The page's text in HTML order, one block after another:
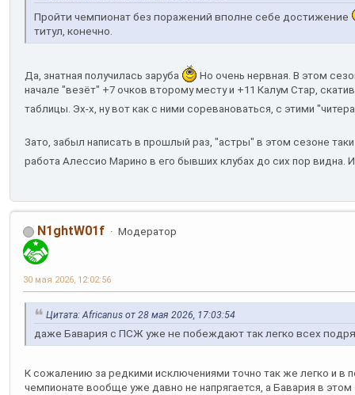
Пройти чемпионат без поражений вполне себе достижение
титул, конечно.
Да, знатная получилась заруба
Но очень нервная. В этом
начале "везёт" +7 очков второму месту и +11 Калум Стар,
таблицы. Эх-х, ну вот как с ними соревановаться, с этими
Зато, забыл написать в прошлый раз, "астры" в этом сезоне
работа Алессио Марино в его бывших клубах до сих пор видна.
N1ghtW01f Модератор
30 мая 2026, 12:02:56
Цитата: Africanus от 28 мая 2026, 17:03:54
даже Бавария с ПСЖ уже не побеждают так легко всех
К сожалению за редкими исключениями точно так же легко и
чемпионате вообще уже давно не напрягается, а Бавария в